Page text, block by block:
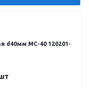
d40мм МС-40 120201-